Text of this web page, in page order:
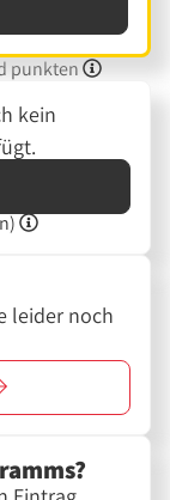
punkten
kein
leider noch